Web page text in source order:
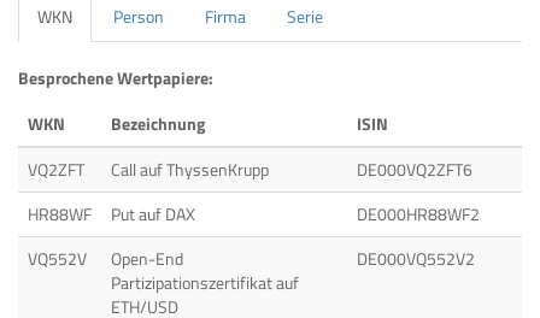
WKN
Person Firma Serie
Besprochene Wertpapiere:
WKN
Bezeichnung
ISIN
VQ2ZFT
Call auf ThyssenKrupp
DE000VQ2ZFT6
HR88WF
Put auf DAX
DE000HR88WF2
VQ552V
Open-End
Partizipationszertifikat auf
ETH/USD
DE000VQ552V2